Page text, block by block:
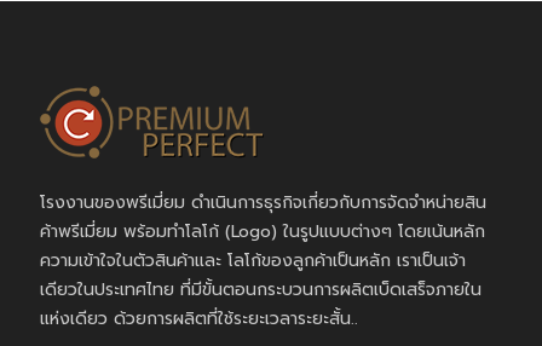
โรงงานของพรีเมี่ยม ดำเนินการธุรกิจเกี่ยวกับการจัดจำหน่ายสิน
ค้าพรีเมี่ยม พร้อมทำโลโก้ (Logo) ในรูปแบบต่างๆ โดยเน้นหลัก
ความเข้าใจในตัวสินค้าและ โลโก้ของลูกค้าเป็นหลัก เราเป็นเจ้า
เดียวในประเทศไทย ที่มีขั้นตอนกระบวนการผลิตเบ็ดเสร็จภายใน
แห่งเดียว ด้วยการผลิตที่ใช้ระยะเวลาระยะสั้น..